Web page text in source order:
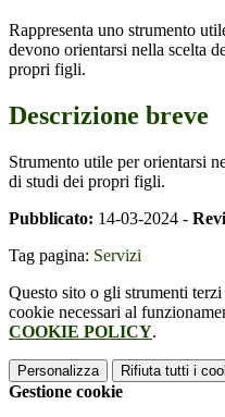
Rappresenta uno strumento
devono orientarsi nella scelta
propri figli.
Descrizione breve
Strumento utile per orientarsi
di studi dei propri figli.
Pubblicato: 14-03-2024 -
Tag pagina: Servizi
Questo sito o gli strumenti
cookie necessari al
COOKIE POLICY.
Personalizza Rifiuta tutti i
Gestione cookie